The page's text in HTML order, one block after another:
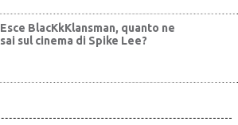
Esce BlacKkKlansman, quanto ne
sai sul cinema di Spike Lee?